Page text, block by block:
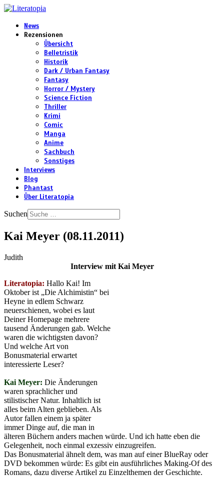
News
Rezensionen
Übersicht
Belletristik
Historik
Dark / Urban Fantasy
Fantasy
Horror / Mystery
Science Fiction
Thriller
Krimi
Comic
Manga
Anime
Sachbuch
Sonstiges
Interviews
Blog
Phantast
Über Literatopia
Suchen
Kai Meyer (08.11.2011)
Judith
Interview mit Kai Meyer
Literatopia: Hallo Kai! Im
Oktober ist „Die Alchimistin“ bei
Heyne in edlem Schwarz
neuerschienen, wobei es laut
Deiner Homepage mehrere
tausend Änderungen gab. Welche
waren die wichtigsten davon?
Und welche Art von
Bonusmaterial erwartet
interessierte Leser?
Kai Meyer: Die Änderungen
waren sprachlicher und
stilistischer Natur. Inhaltlich ist
alles beim Alten geblieben. Als
Autor fallen einem ja später
immer Dinge auf, die man in
älteren Büchern anders machen würde. Und ich hatte eben die
Gelegenheit, noch einmal exzessiv einzugreifen.
Das Bonusmaterial ähnelt dem, was man auf einer BlueRay oder
DVD bekommen würde: Es gibt ein ausführliches Making-Of des
Romans, dazu diverse Artikel zu Einzelthemen der Geschichte.